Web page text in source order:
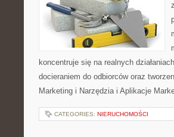
koncentruje się na realnych
docieraniem do odbiorców oraz
Marketing i Narzędzia i Aplikacje
CATEGORIES: NIERUCHOMOŚCI